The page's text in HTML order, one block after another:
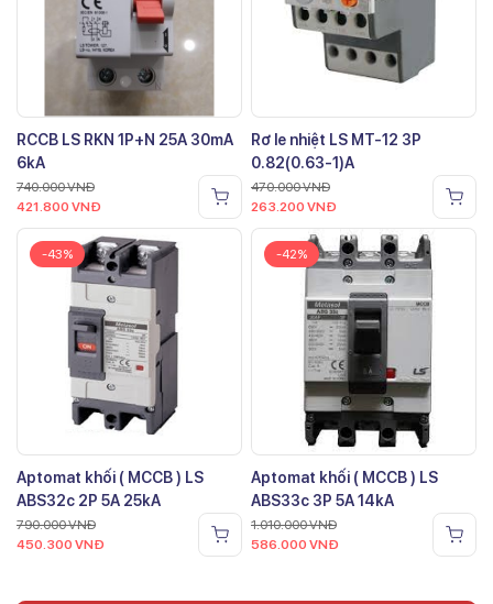
RCCB LS RKN 1P+N 25A 30mA
6kA
740.000VNĐ
421.800 VNĐ
Rơ le nhiệt LS MT-12 3P
0.82(0.63-1)A
470.000VNĐ
263.200 VNĐ
-43%
Aptomat khối ( MCCB ) LS
ABS32c 2P 5A 25kA
790.000VNĐ
450.300 VNĐ
-42%
Aptomat khối ( MCCB ) LS
ABS33c 3P 5A 14kA
1.010.000VNĐ
586.000 VNĐ